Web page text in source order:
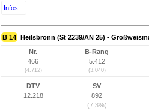
Infos...
B 14 Heilsbronn (St 2239/AN 25) -
Nr.
466
(4.712)
B-Rang
5.412
(3.040)
DTV
12.218
SV
892
(7,3%)